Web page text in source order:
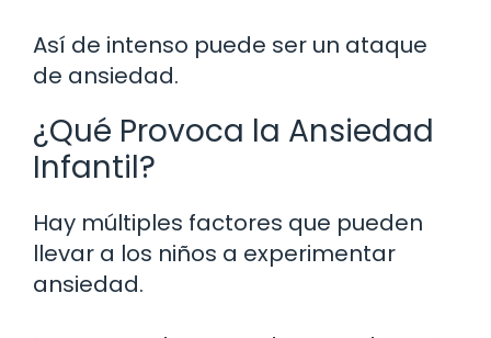
Así de intenso puede ser un ataque
de ansiedad.
¿Qué Provoca la Ansiedad
Infantil?
Hay múltiples factores que pueden
llevar a los niños a experimentar
ansiedad.